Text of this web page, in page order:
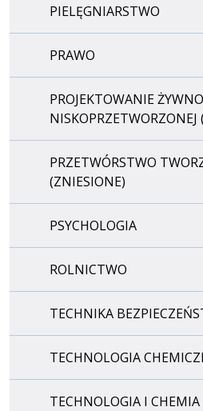
PIELĘGNIARSTWO
PRAWO
PROJEKTOWANIE
NISKOPRZETWORZONEJ
PRZETWÓRSTWO
(ZNIESIONE)
PSYCHOLOGIA
ROLNICTWO
TECHNIKA
TECHNOLOGIA
TECHNOLOGIA I CHEMIA